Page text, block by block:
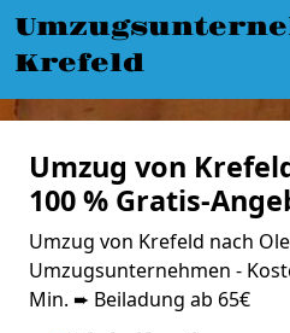
Krefeld
Umzug von
100 % Gratis-
Umzug von Krefeld nach
Umzugsunternehmen -
Min. ➨ Beiladung ab 65€